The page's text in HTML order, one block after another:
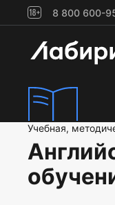
8 800 600-
Учебная,